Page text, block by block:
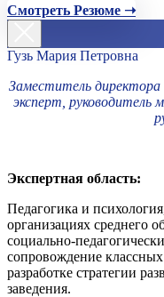
Смотреть Резюме ➝
Гузь Мария Петровна
Заместитель директора
эксперт, руководитель
Экспертная область:
Педагогика и
организациях среднего
социально-
сопровождение
разработке стратегии
заведения.